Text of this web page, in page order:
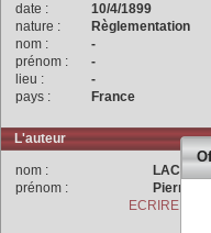
date :
10/4/1899
nature :
Règlementation
nom :
-
prénom :
-
lieu :
-
pays :
France
L'auteur
nom :
LACHET
prénom :
Pierre
ECRIRE A